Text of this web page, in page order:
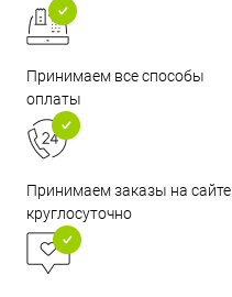
Принимаем все способы
оплаты
Принимаем заказы на сайте
круглосуточно